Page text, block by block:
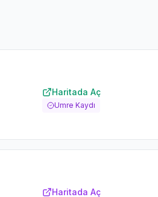
Haritada Aç
Umre Kaydı
Haritada Aç